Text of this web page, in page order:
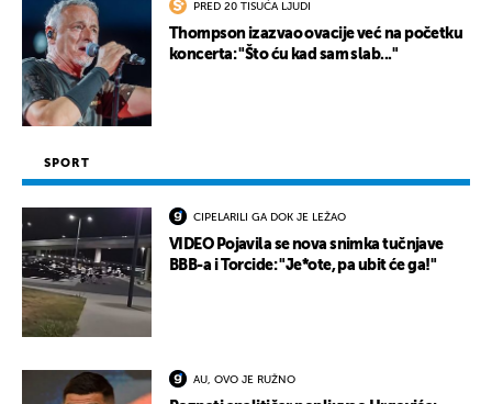
PRED 20 TISUĆA LJUDI
Thompson izazvao ovacije već na početku
koncerta: "Što ću kad sam slab..."
SPORT
CIPELARILI GA DOK JE LEŽAO
VIDEO Pojavila se nova snimka tučnjave
BBB-a i Torcide: "Je*ote, pa ubit će ga!"
AU, OVO JE RUŽNO